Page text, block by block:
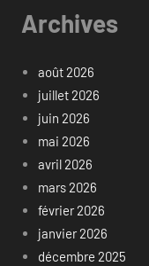
Archives
août 2026
juillet 2026
juin 2026
mai 2026
avril 2026
mars 2026
février 2026
janvier 2026
décembre 2025